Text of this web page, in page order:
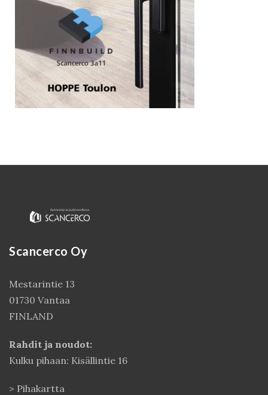
Scancerco Oy
Mestarintie 13
01730 Vantaa
FINLAND
Rahdit ja noudot:
Kulku pihaan: Kisällintie 16
> Pihakartta